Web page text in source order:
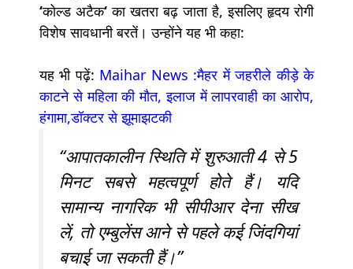
‘कोल्ड अटैक‘ का खतरा बढ़ जाता है, इसलिए हृदय रोगी
विशेष सावधानी बरतें। उन्होंने यह भी कहा:
यह भी पढ़ें: Maihar News :मैहर में जहरीले कीड़े के
काटने से महिला की मौत, इलाज में लापरवाही का आरोप,
हंगामा,डॉक्टर से झूमाझटकी
“आपातकालीन स्थिति में शुरुआती 4 से 5
मिनट सबसे महत्वपूर्ण होते हैं। यदि
सामान्य नागरिक भी सीपीआर देना सीख
लें, तो एम्बुलेंस आने से पहले कई जिंदगियां
बचाई जा सकती हैं।”